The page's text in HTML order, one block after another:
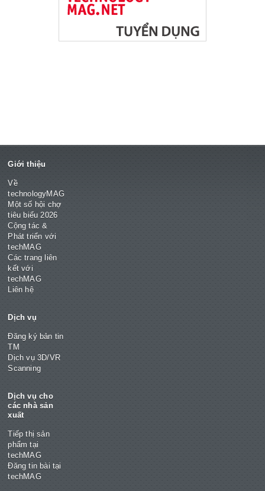
Giới thiệu
Về
technologyMAG
Một số hội chợ
tiêu biểu 2026
Cộng tác &
Phát triển với
techMAG
Các trang liên
kết với
techMAG
Liên hệ
Dịch vụ
Đăng ký bản tin
TM
Dịch vụ 3D/VR
Scanning
Dịch vụ cho
các nhà sản
xuất
Tiếp thị sản
phẩm tại
techMAG
Đăng tin bài tại
techMAG